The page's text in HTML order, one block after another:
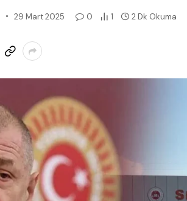
29 Mart 2025 0 1 2 Dk Okuma